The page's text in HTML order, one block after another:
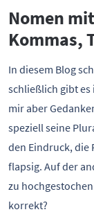
Nomen
Kommas,
In diesem Blog
schließlich gibt es
mir aber
speziell seine
den Eindruck, die
flapsig. Auf der
zu
korrekt?